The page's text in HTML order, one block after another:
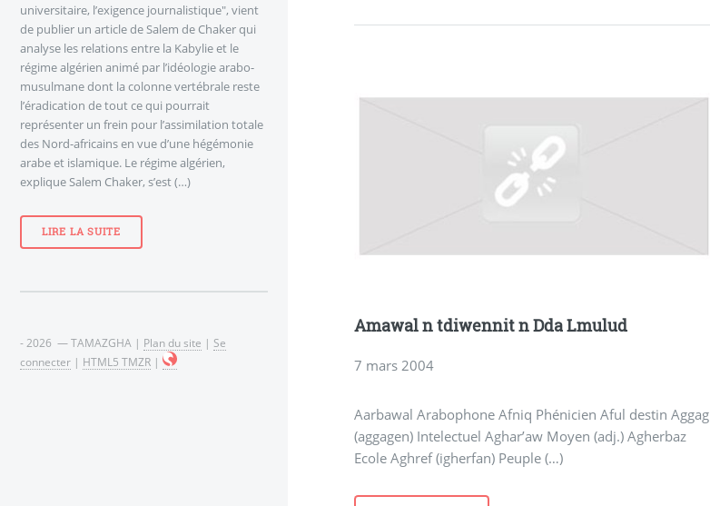
Amawal n tdiwennit n Dda Lmulud
7 mars 2004
Aarbawal Arabophone Afniq Phénicien Aful destin Aggag
(aggagen) Intelectuel Aghar’aw Moyen (adj.) Agherbaz
Ecole Aghref (igherfan) Peuple (…)
universitaire, l’exigence journalistique", vient
de publier un article de Salem de Chaker qui
analyse les relations entre la Kabylie et le
régime algérien animé par l’idéologie arabo-
musulmane dont la colonne vertébrale reste
l’éradication de tout ce qui pourrait
représenter un frein pour l’assimilation totale
des Nord-africains en vue d’une hégémonie
arabe et islamique. Le régime algérien,
explique Salem Chaker, s’est (…)
LIRE LA SUITE
- 2026 — TAMAZGHA | Plan du site | Se
connecter | HTML5 TMZR |